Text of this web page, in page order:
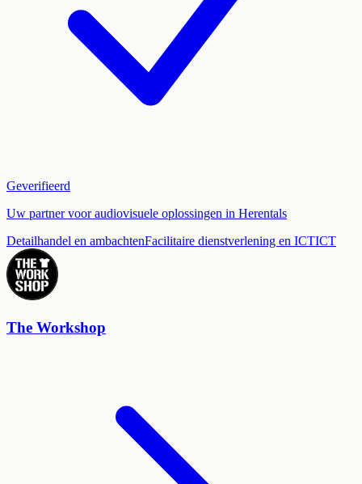
Geverifieerd
Uw partner voor audiovisuele oplossingen in Herentals
Detailhandel en ambachtenFacilitaire dienstverlening en ICTICT
The Workshop